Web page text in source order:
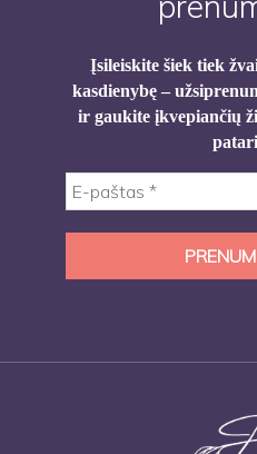
Įsileiskite šiek tiek
kasdienybę –
ir gaukite įkvepiančių